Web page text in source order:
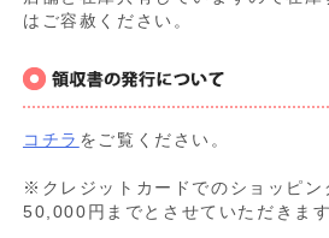
はご容赦ください。
コチラ をご覧ください。
※クレジットカードでのショッピン
50,000円までとさせていただきます